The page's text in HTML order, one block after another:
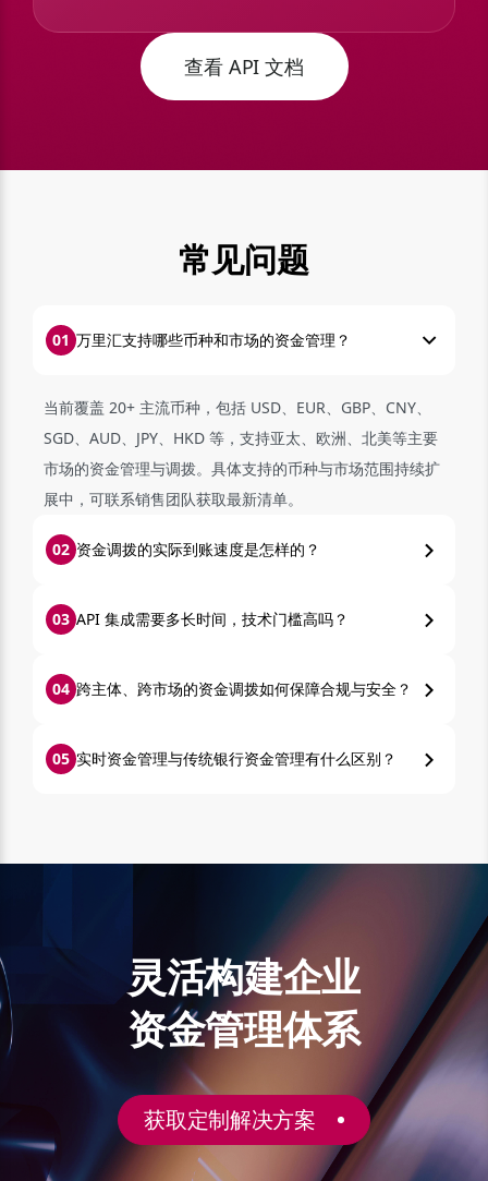
查看 API 文档
常见问题
01 万里汇支持哪些币种和市场的资金管理？
当前覆盖 20+ 主流币种，包括 USD、EUR、GBP、CNY、
SGD、AUD、JPY、HKD 等，支持亚太、欧洲、北美等主要
市场的资金管理与调拨。具体支持的币种与市场范围持续扩
展中，可联系销售团队获取最新清单。
02 资金调拨的实际到账速度是怎样的？
03 API 集成需要多长时间，技术门槛高吗？
04 跨主体、跨市场的资金调拨如何保障合规与安全？
05 实时资金管理与传统银行资金管理有什么区别？
灵活构建企业
资金管理体系
获取定制解决方案